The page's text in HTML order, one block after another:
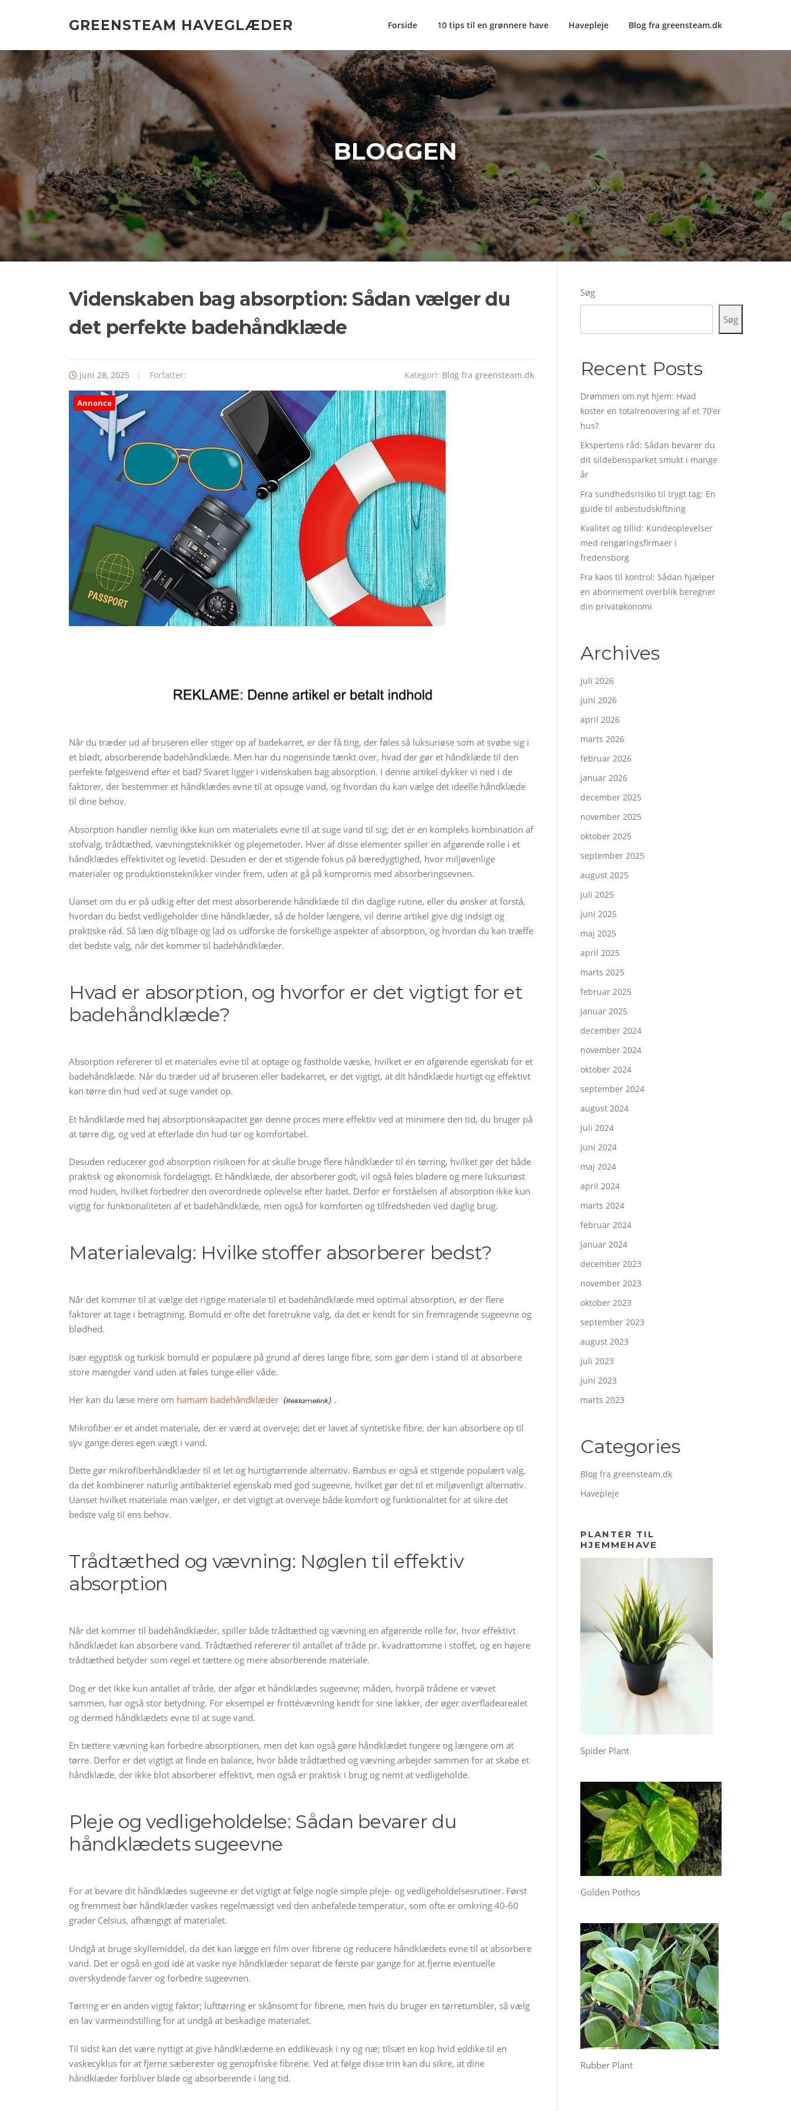
GREENSTEAM HAVEGLÆDER Forside 10 tips til en grønnere have Havepleje Blog fra greensteam.dk
BLOGGEN
Videnskaben bag absorption: Sådan vælger du
det perfekte badehåndklæde
juni 28, 2025 Forfatter: Kategori: Blog fra greensteam.dk
Annonce
Når du træder ud af bruseren eller stiger op af badekarret, er der få ting, der føles så luksuriøse som at svøbe sig i
et blødt, absorberende badehåndklæde. Men har du nogensinde tænkt over, hvad der gør et håndklæde til den
perfekte følgesvend efter et bad? Svaret ligger i videnskaben bag absorption. I denne artikel dykker vi ned i de
faktorer, der bestemmer et håndklædes evne til at opsuge vand, og hvordan du kan vælge det ideelle håndklæde
til dine behov.
Absorption handler nemlig ikke kun om materialets evne til at suge vand til sig; det er en kompleks kombination af
stofvalg, trådtæthed, vævningsteknikker og plejemetoder. Hver af disse elementer spiller en afgørende rolle i et
håndklædes effektivitet og levetid. Desuden er der et stigende fokus på bæredygtighed, hvor miljøvenlige
materialer og produktionsteknikker vinder frem, uden at gå på kompromis med absorberingsevnen.
Uanset om du er på udkig efter det mest absorberende håndklæde til din daglige rutine, eller du ønsker at forstå,
hvordan du bedst vedligeholder dine håndklæder, så de holder længere, vil denne artikel give dig indsigt og
praktiske råd. Så læn dig tilbage og lad os udforske de forskellige aspekter af absorption, og hvordan du kan træffe
det bedste valg, når det kommer til badehåndklæder.
Hvad er absorption, og hvorfor er det vigtigt for et
badehåndklæde?
Absorption refererer til et materiales evne til at optage og fastholde væske, hvilket er en afgørende egenskab for et
badehåndklæde. Når du træder ud af bruseren eller badekarret, er det vigtigt, at dit håndklæde hurtigt og effektivt
kan tørre din hud ved at suge vandet op.
Et håndklæde med høj absorptionskapacitet gør denne proces mere effektiv ved at minimere den tid, du bruger på
at tørre dig, og ved at efterlade din hud tør og komfortabel.
Desuden reducerer god absorption risikoen for at skulle bruge flere håndklæder til én tørring, hvilket gør det både
praktisk og økonomisk fordelagtigt. Et håndklæde, der absorberer godt, vil også føles blødere og mere luksuriøst
mod huden, hvilket forbedrer den overordnede oplevelse efter badet. Derfor er forståelsen af absorption ikke kun
vigtig for funktionaliteten af et badehåndklæde, men også for komforten og tilfredsheden ved daglig brug.
Materialevalg: Hvilke stoffer absorberer bedst?
Når det kommer til at vælge det rigtige materiale til et badehåndklæde med optimal absorption, er der flere
faktorer at tage i betragtning. Bomuld er ofte det foretrukne valg, da det er kendt for sin fremragende sugeevne og
blødhed.
Især egyptisk og turkisk bomuld er populære på grund af deres lange fibre, som gør dem i stand til at absorbere
store mængder vand uden at føles tunge eller våde.
Her kan du læse mere om hamam badehåndklæder .
Mikrofiber er et andet materiale, der er værd at overveje; det er lavet af syntetiske fibre, der kan absorbere op til
syv gange deres egen vægt i vand.
Dette gør mikrofiberhåndklæder til et let og hurtigtørrende alternativ. Bambus er også et stigende populært valg,
da det kombinerer naturlig antibakteriel egenskab med god sugeevne, hvilket gør det til et miljøvenligt alternativ.
Uanset hvilket materiale man vælger, er det vigtigt at overveje både komfort og funktionalitet for at sikre det
bedste valg til ens behov.
Trådtæthed og vævning: Nøglen til effektiv
absorption
Når det kommer til badehåndklæder, spiller både trådtæthed og vævning en afgørende rolle for, hvor effektivt
håndklædet kan absorbere vand. Trådtæthed refererer til antallet af tråde pr. kvadrattomme i stoffet, og en højere
trådtæthed betyder som regel et tættere og mere absorberende materiale.
Dog er det ikke kun antallet af tråde, der afgør et håndklædes sugeevne; måden, hvorpå trådene er vævet
sammen, har også stor betydning. For eksempel er frottévævning kendt for sine løkker, der øger overfladearealet
og dermed håndklædets evne til at suge vand.
En tættere vævning kan forbedre absorptionen, men det kan også gøre håndklædet tungere og længere om at
tørre. Derfor er det vigtigt at finde en balance, hvor både trådtæthed og vævning arbejder sammen for at skabe et
håndklæde, der ikke blot absorberer effektivt, men også er praktisk i brug og nemt at vedligeholde.
Pleje og vedligeholdelse: Sådan bevarer du
håndklædets sugeevne
For at bevare dit håndklædes sugeevne er det vigtigt at følge nogle simple pleje- og vedligeholdelsesrutiner. Først
og fremmest bør håndklæder vaskes regelmæssigt ved den anbefalede temperatur, som ofte er omkring 40-60
grader Celsius, afhængigt af materialet.
Undgå at bruge skyllemiddel, da det kan lægge en film over fibrene og reducere håndklædets evne til at absorbere
vand. Det er også en god idé at vaske nye håndklæder separat de første par gange for at fjerne eventuelle
overskydende farver og forbedre sugeevnen.
Tørring er en anden vigtig faktor; lufttørring er skånsomt for fibrene, men hvis du bruger en tørretumbler, så vælg
en lav varmeindstilling for at undgå at beskadige materialet.
Til sidst kan det være nyttigt at give håndklæderne en eddikevask i ny og næ; tilsæt en kop hvid eddike til en
vaskecyklus for at fjerne sæberester og genopfriske fibrene. Ved at følge disse trin kan du sikre, at dine
håndklæder forbliver bløde og absorberende i lang tid.
Søg
Søg
Recent Posts
Drømmen om nyt hjem: Hvad
koster en totalrenovering af et 70’er
hus?
Ekspertens råd: Sådan bevarer du
dit sildebensparket smukt i mange
år
Fra sundhedsrisiko til trygt tag: En
guide til asbestudskiftning
Kvalitet og tillid: Kundeoplevelser
med rengøringsfirmaer i
fredensborg
Fra kaos til kontrol: Sådan hjælper
en abonnement overblik beregner
din privatøkonomi
Archives
juli 2026
juni 2026
april 2026
marts 2026
februar 2026
januar 2026
december 2025
november 2025
oktober 2025
september 2025
august 2025
juli 2025
juni 2025
maj 2025
april 2025
marts 2025
februar 2025
januar 2025
december 2024
november 2024
oktober 2024
september 2024
august 2024
juli 2024
juni 2024
maj 2024
april 2024
marts 2024
februar 2024
januar 2024
december 2023
november 2023
oktober 2023
september 2023
august 2023
juli 2023
juni 2023
marts 2023
Categories
Blog fra greensteam.dk
Havepleje
PLANTER TIL
HJEMMEHAVE
Spider Plant
Golden Pothos
Rubber Plant